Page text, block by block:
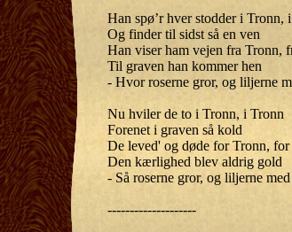
Han spø’r hver stodder i Tronn,
Og finder til sidst så en ven
Han viser ham vejen fra Tronn,
Til graven han kommer hen
- Hvor roserne gror, og liljerne
Nu hviler de to i Tronn, i Tronn
Forenet i graven så kold
De leved' og døde for Tronn, for
Den kærlighed blev aldrig gold
- Så roserne gror, og liljerne med
--------------------